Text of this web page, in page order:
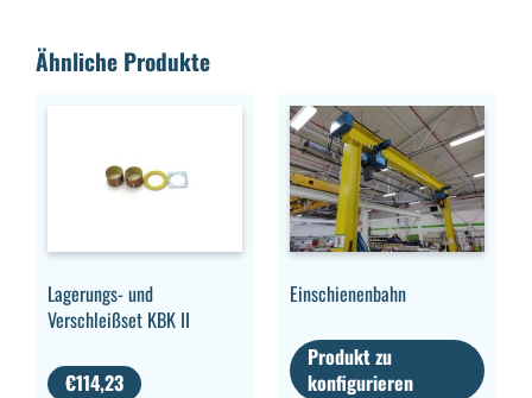
Ähnliche Produkte
Lagerungs- und
Verschleißset KBK II
€114,23
Einschienenbahn
Produkt zu
konfigurieren